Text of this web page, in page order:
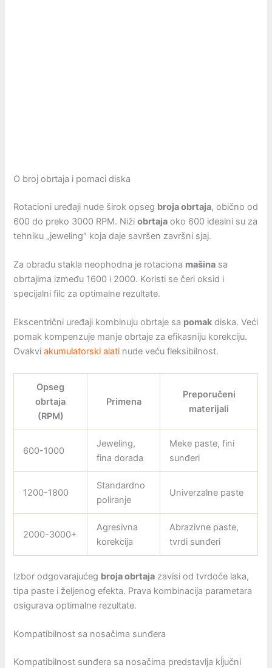
O broj obrtaja i pomaci diska
Rotacioni uređaji nude širok opseg broja obrtaja, obično od
600 do preko 3000 RPM. Nižiobrtaja oko 600 idealni su za
tehniku „jeweling“ koja daje savršen završni sjaj.
Za obradu stakla neophodna je rotaciona mašina sa
obrtajima između 1600 i 2000. Koristi se čeri oksid i
specijalni filc za optimalne rezultate.
Ekscentrični uređaji kombinuju obrtaje sa pomak diska. Veći
pomak kompenzuje manje obrtaje za efikasniju korekciju.
Ovakviakumulatorski alati nude veću fleksibilnost.
Opseg
obrtaja
(RPM)
Primena
Preporučeni
materijali
600-1000
Jeweling,
fina dorada
Meke paste, fini
sunđeri
1200-1800
Standardno
poliranje
Univerzalne paste
2000-3000+
Agresivna
korekcija
Abrazivne paste,
tvrdi sunđeri
Izbor odgovarajućeg broja obrtaja zavisi od tvrdoće laka,
tipa paste i željenog efekta. Prava kombinacija parametara
osigurava optimalne rezultate.
Kompatibilnost sa nosačima sunđera
Kompatibilnost sunđera sa nosačima predstavlja kĺjučni